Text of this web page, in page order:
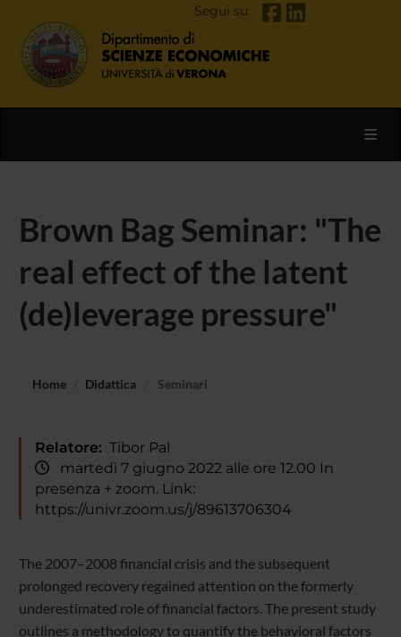
Segui su
Brown Bag Seminar: "The
real effect of the latent
(de)leverage pressure"
Home Didattica Seminari
Relatore: Tibor Pal
martedì 7 giugno 2022 alle ore 12.00 In
presenza + zoom. Link:
https://univr.zoom.us/j/89613706304
The 2007–2008 financial crisis and the subsequent
prolonged recovery regained attention on the formerly
underestimated role of financial factors. The present study
outlines a methodology to quantify the behavioral factors